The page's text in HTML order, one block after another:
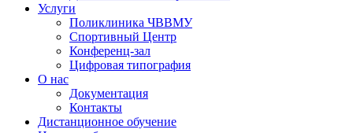
Услуги
Поликлиника ЧВВМУ
Спортивный Центр
Конференц-зал
Цифровая типография
О нас
Документация
Контакты
Дистанционное обучение